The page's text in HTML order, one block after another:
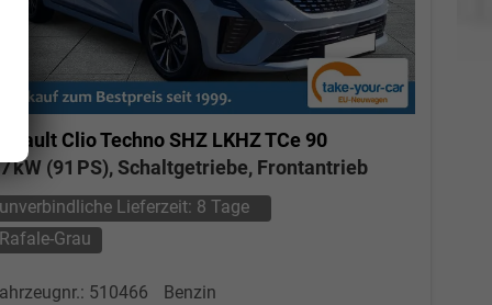
Renault ClioTechno SHZ LKHZ TCe 90
kW (91 PS), Schaltgetriebe, Frontantrieb
unverbindliche Lieferzeit: 8 Tage
Rafale-Grau
510466
Benzin